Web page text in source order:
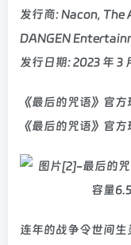
发行商: Nacon, The
DANGEN
发行日期: 2023 年 3
《最后的咒语》官
《最后的咒语》官
连年的战争令世间